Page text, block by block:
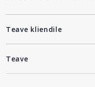
Teave kliendile
Teave